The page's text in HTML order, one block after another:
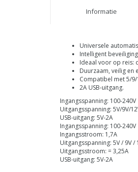
Informatie
Universele
Intelligent
Ideaal voor op reis:
Duurzaam, veilig en
Compatibel met 5/
2A USB-uitgang.
Ingangsspanning: 100-240V
Uitgangsspanning: 5V/9V/
USB-uitgang: 5V-2A
Ingangsspanning: 100-240V
Ingangsstroom: 1,7A
Uitgangsspanning: 5V / 9V /
Uitgangsstroom: = 3,25A
USB-uitgang: 5V-2A